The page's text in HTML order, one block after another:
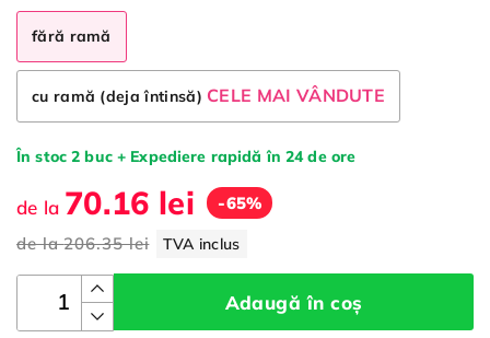
fără ramă
cu ramă (deja întinsă) CELE MAI VÂNDUTE
În stoc 2 buc + Expediere rapidă în 24 de ore
de la 70.16 lei
-65%
de la206.35 lei TVA inclus
Adaugă în coș